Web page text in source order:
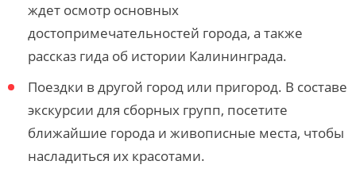
ждет осмотр основных
достопримечательностей города, а также
рассказ гида об истории Калининграда.
Поездки в другой город или пригород. В составе
экскурсии для сборных групп, посетите
ближайшие города и живописные места, чтобы
насладиться их красотами.